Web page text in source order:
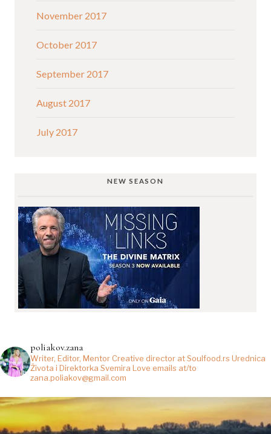
November 2017
October 2017
September 2017
August 2017
July 2017
NEW SEASON
poliakov.zana
Writer, Editor, Mentor Creative director at Soulfood.rs Urednica
Života i Direktorka Svemira Love emails at/to
zana.poliakov@gmail.com